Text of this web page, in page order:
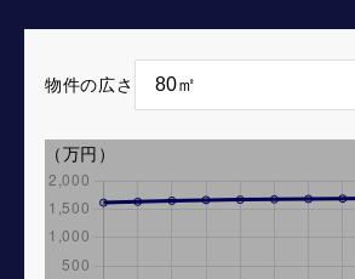
物件の広さ
（万円）